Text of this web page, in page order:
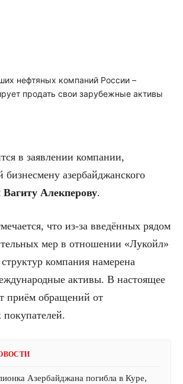
нефтяных компаний России –
продать свои зарубежные активы
в заявлении компании,
азербайджанского
Вагиту Алекперову.
что из-за введённых рядом
мер в отношении «Лукойл»
компания намерена
активы. В настоящее
приём обращений от
Азербайджана погибла в Куре,